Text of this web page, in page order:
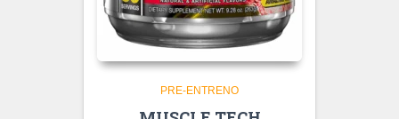
PRE-ENTRENO